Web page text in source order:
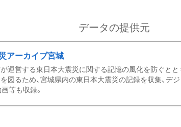
データの提供元
アーカイブ宮城
運営する東日本大震災に関する記憶の風化を防ぐとと
図るため、宮城県内の東日本大震災の記録を収集、デ
等も収録。